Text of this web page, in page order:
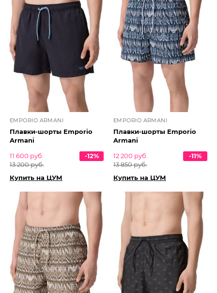
EMPORIO ARMANI
Плавки-шорты Emporio
Armani
11 600 руб.
13 200 руб.
-12%
Купить на ЦУМ
EMPORIO ARMANI
Плавки-шорты Emporio
Armani
12 200 руб.
13 850 руб.
-11%
Купить на ЦУМ